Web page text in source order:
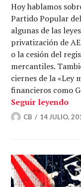
Hoy hablamos
Partido Popular
algunas de las
privatización de
o la cesión del
mercantiles.
ciernes de la «Ley
financieros como
Seguir leyendo
CB 14 JULIO,